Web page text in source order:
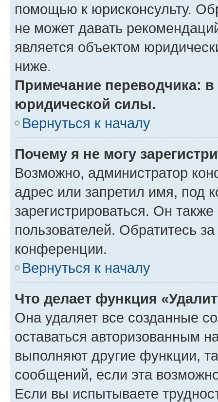
помощью к юрисконсульту.
не может давать
является объектом
ниже.
Примечание переводчика:
юридической силы.
Вернуться к началу
Почему я не могу
Возможно, администратор
адрес или запретил имя, под
зарегистрироваться. Он
пользователей. Обратитесь
конференции.
Вернуться к началу
Что делает функция
Она удаляет все созданные
оставаться авторизованным
выполняют другие функции,
сообщений, если эта
Если вы испытываете